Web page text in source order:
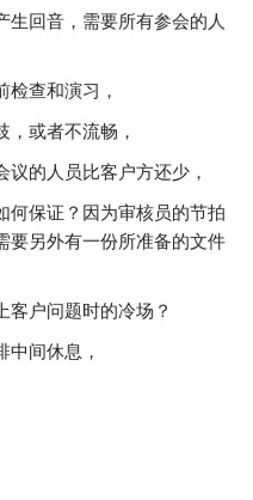
生回音，需要所有参会的人
检查和演习，
，或者不流畅，
的人员比客户方还少，
何保证？因为审核员的节拍
要另外有一份所准备的文件
客户问题时的冷场？
中间休息，